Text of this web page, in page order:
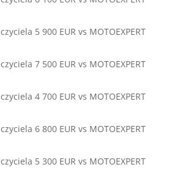
5 900 EUR vs MOTOEXPERT
7 500 EUR vs MOTOEXPERT
4 700 EUR vs MOTOEXPERT
6 800 EUR vs MOTOEXPERT
5 300 EUR vs MOTOEXPERT